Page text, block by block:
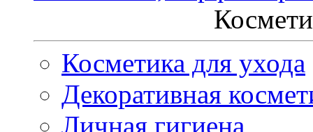
Косметика для ухода
Декоративная
Личная гигиена